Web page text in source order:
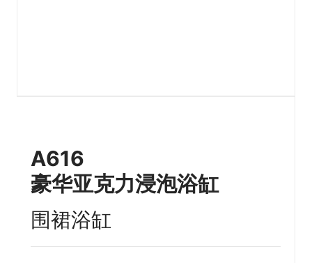
A616
豪华亚克力浸泡浴缸
围裙浴缸